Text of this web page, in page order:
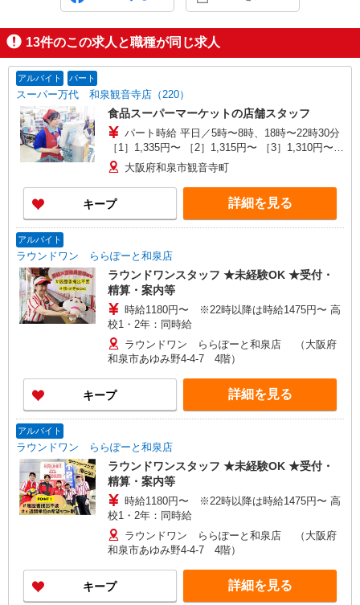
13件のこの求人と職種が同じ求人
アルバイト パート
スーパー万代 和泉観音寺店（220）
食品スーパーマーケットの店舗スタッフ
パート時給 平日／5時〜8時、18時〜22時30分
［1］1,335円〜 ［2］1,315円〜 ［3］1,310円〜
［4］1,290円〜 平日／8時〜18時 ［1］1,235円〜
［2］1,215円〜 ［3］1,210円〜 ［4］1,190円〜
日祝／5時〜8時、18時〜22時30分 ［1］1,435円〜
［2］1,415円〜 ［3］1,410円〜 ［4］1,390円〜
日祝／8時〜18時 ［1］1,335円〜 ［2］1,315円〜
（大学・短大・専門学校）時給1,190円
大阪府和泉市観音寺町
キープ 詳細を見る
アルバイト
ラウンドワン ららぽーと和泉店
ラウンドワンスタッフ ★未経験OK ★受付・
精算・案内等
時給1180円〜 ※22時以降は時給1475円〜 高
校1・2年：同時給
ラウンドワン ららぽーと和泉店 （大阪府
和泉市あゆみ野4-4-7 4階）
キープ 詳細を見る
アルバイト
ラウンドワン ららぽーと和泉店
ラウンドワンスタッフ ★未経験OK ★受付・
精算・案内等
時給1180円〜 ※22時以降は時給1475円〜 高
校1・2年：同時給
ラウンドワン ららぽーと和泉店 （大阪府
和泉市あゆみ野4-4-7 4階）
キープ 詳細を見る